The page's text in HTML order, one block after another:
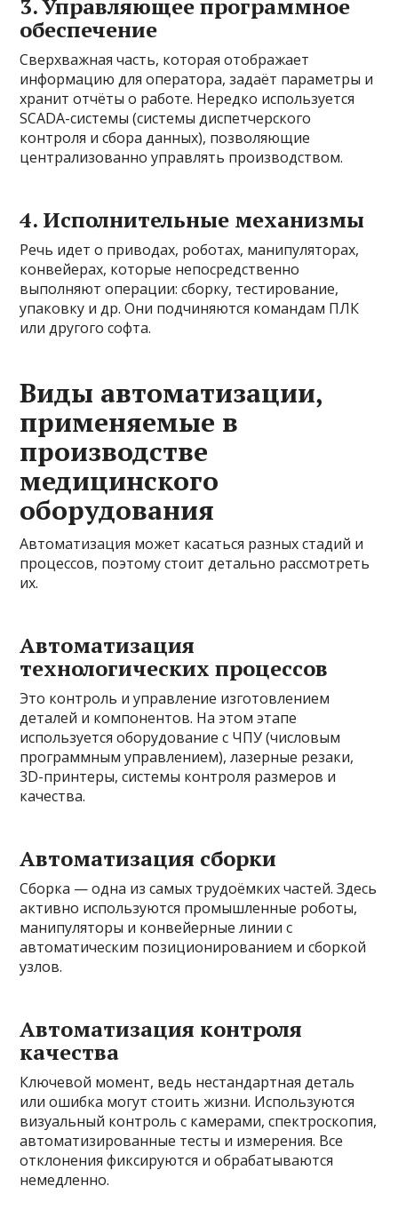
3. Управляющее программное
обеспечение
Сверхважная часть, которая отображает
информацию для оператора, задаёт параметры и
хранит отчёты о работе. Нередко используется
SCADA-системы (системы диспетчерского
контроля и сбора данных), позволяющие
централизованно управлять производством.
4. Исполнительные механизмы
Речь идет о приводах, роботах, манипуляторах,
конвейерах, которые непосредственно
выполняют операции: сборку, тестирование,
упаковку и др. Они подчиняются командам ПЛК
или другого софта.
Виды автоматизации,
применяемые в
производстве
медицинского
оборудования
Автоматизация может касаться разных стадий и
процессов, поэтому стоит детально рассмотреть
их.
Автоматизация
технологических процессов
Это контроль и управление изготовлением
деталей и компонентов. На этом этапе
используется оборудование с ЧПУ (числовым
программным управлением), лазерные резаки,
3D-принтеры, системы контроля размеров и
качества.
Автоматизация сборки
Сборка — одна из самых трудоёмких частей. Здесь
активно используются промышленные роботы,
манипуляторы и конвейерные линии с
автоматическим позиционированием и сборкой
узлов.
Автоматизация контроля
качества
Ключевой момент, ведь нестандартная деталь
или ошибка могут стоить жизни. Используются
визуальный контроль с камерами, спектроскопия,
автоматизированные тесты и измерения. Все
отклонения фиксируются и обрабатываются
немедленно.